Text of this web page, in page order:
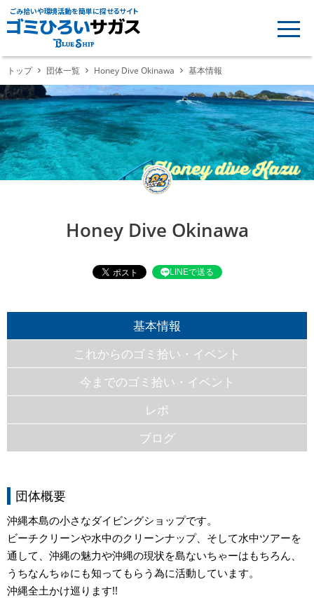
ごみ拾いや環境活動を簡単に探せるサイト
トップ 団体一覧 Honey Dive Okinawa 基本情報
Honey Dive Okinawa
LINEで送る
基本情報
これからのゴミ拾い・イベント
今までのゴミ拾い・イベント
レポ
ブログ
団体概要
沖縄本島の小さなダイビングショップです。
ビーチクリーンや水中のクリーンナップ、そして水中ツアーを
通して、沖縄の魅力や沖縄の現状を島ないちゃーはもちろん、
うちなんちゅにも知ってもらう為に活動しています。
沖縄全土かけ巡ります!!